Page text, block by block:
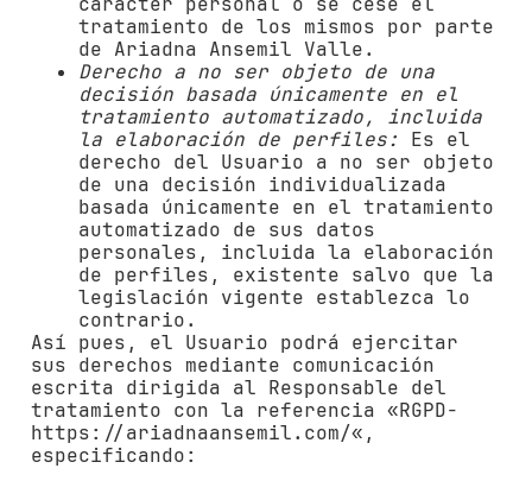
tratamiento de los mismos por parte
de Ariadna Ansemil Valle.
Derecho a no ser objeto de una
decisión basada únicamente en el
tratamiento automatizado, incluida
la elaboración de perfiles:
Es el
derecho del Usuario a no ser objeto
de una decisión individualizada
basada únicamente en el tratamiento
automatizado de sus datos
personales, incluida la elaboración
de perfiles, existente salvo que la
legislación vigente establezca lo
contrario.
Así pues, el Usuario podrá ejercitar
sus derechos mediante comunicación
escrita dirigida al Responsable del
tratamiento con la referencia «RGPD-
https://ariadnaansemil.com/«,
especificando: